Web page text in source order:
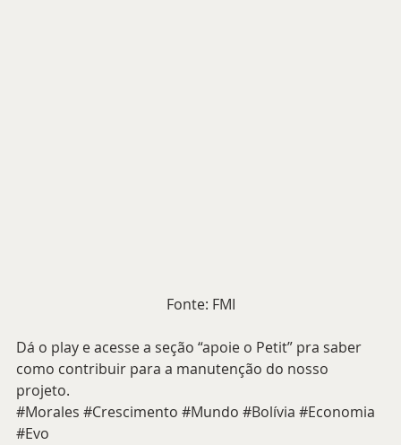
Fonte: FMI
Dá o play e acesse a seção “apoie o Petit” pra saber
como contribuir para a manutenção do nosso
projeto.
#Morales #Crescimento #Mundo #Bolívia #Economia
#Evo